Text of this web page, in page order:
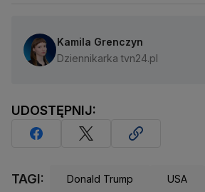
Kamila Grenczyn
Dziennikarka tvn24.pl
UDOSTĘPNIJ:
TAGI: Donald Trump USA